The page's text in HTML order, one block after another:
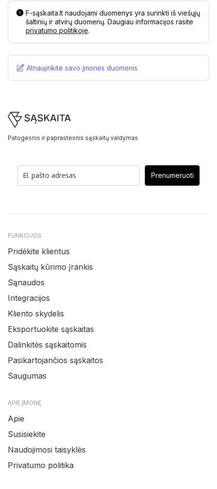
F-sąskaita.lt naudojami duomenys yra surinkti iš viešųjų
šaltinių ir atvirų duomenų. Daugiau informacijos rasite
privatumo politikoje.
Atnaujinkite savo įmonės duomenis
Footer
Patogesnis ir paprastesnis sąskaitų valdymas
Prenumeruoti
FUNKCIJOS
Pridėkite klientus
Sąskaitų kūrimo įrankis
Sąnaudos
Integracijos
Kliento skydelis
Eksportuokite sąskaitas
Dalinkitės sąskaitomis
Pasikartojančios sąskaitos
Saugumas
APIE ĮMONĘ
Apie
Susisiekite
Naudojimosi taisyklės
Privatumo politika